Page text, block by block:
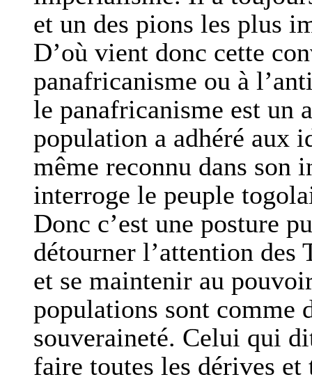
et un des pions les plus
D’où vient donc cette
panafricanisme ou à
le panafricanisme est un
population a adhéré aux
même reconnu dans son
interroge le peuple
Donc c’est une posture
détourner l’attention des
et se maintenir au
populations sont comme
souveraineté. Celui qui
faire toutes les dérives et